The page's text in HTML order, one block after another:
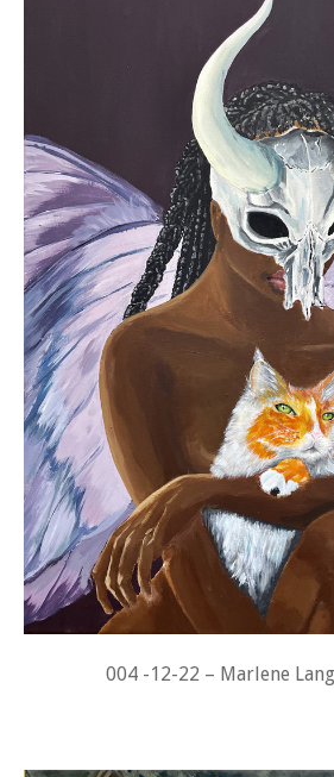
004 -12-22 – Marlene